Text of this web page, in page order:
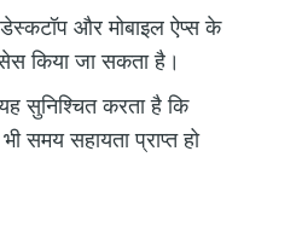
डेस्कटॉप और मोबाइल ऐप्स के
किया जा सकता है।
सुनिश्चित करता है कि
समय सहायता प्राप्त हो